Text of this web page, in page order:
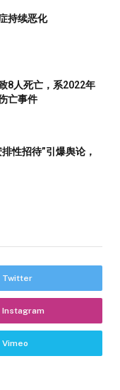
持续恶化
8人死亡，系2022年
亡事件
性招待”引爆舆论，
Twitter
Instagram
Vimeo